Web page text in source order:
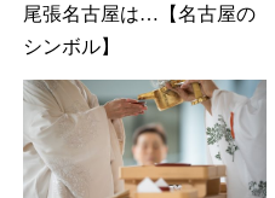
尾張名古屋は…【名古屋の
シンボル】